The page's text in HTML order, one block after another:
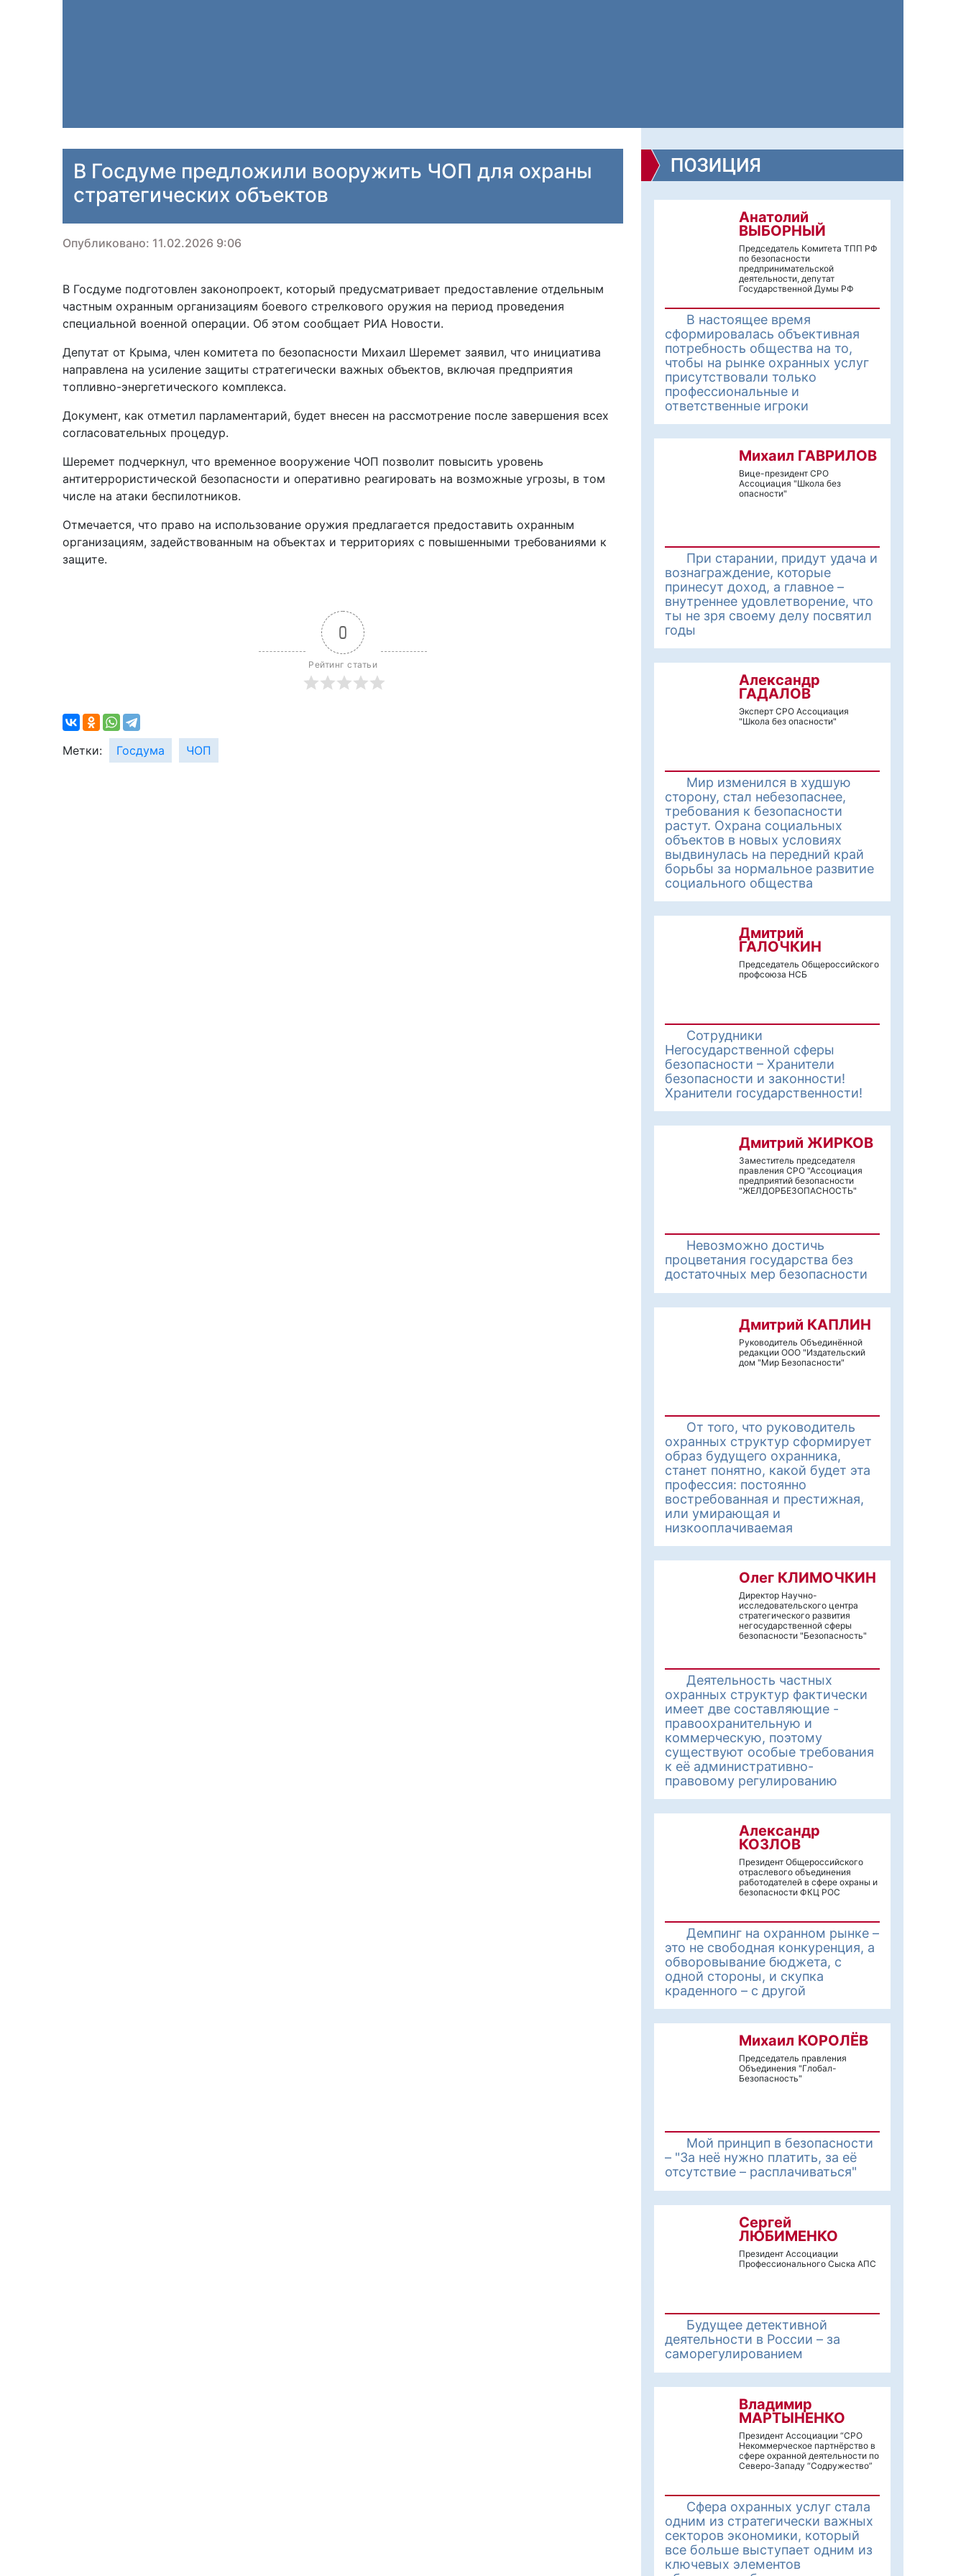
В Госдуме предложили вооружить ЧОП для охраны
стратегических объектов
Опубликовано: 11.02.2026 9:06
В Госдуме подготовлен законопроект, который предусматривает предоставление отдельным
частным охранным организациям боевого стрелкового оружия на период проведения
специальной военной операции. Об этом сообщает РИА Новости.
Депутат от Крыма, член комитета по безопасности Михаил Шеремет заявил, что инициатива
направлена на усиление защиты стратегически важных объектов, включая предприятия
топливно-энергетического комплекса.
Документ, как отметил парламентарий, будет внесен на рассмотрение после завершения всех
согласовательных процедур.
Шеремет подчеркнул, что временное вооружение ЧОП позволит повысить уровень
антитеррористической безопасности и оперативно реагировать на возможные угрозы, в том
числе на атаки беспилотников.
Отмечается, что право на использование оружия предлагается предоставить охранным
организациям, задействованным на объектах и территориях с повышенными требованиями к
защите.
0
Рейтинг статьи
Метки: Госдума ЧОП
Анатолий
ВЫБОРНЫЙ
Председатель Комитета ТПП РФ
по безопасности
предпринимательской
деятельности, депутат
Государственной Думы РФ
В настоящее время
сформировалась объективная
потребность общества на то,
чтобы на рынке охранных услуг
присутствовали только
профессиональные и
ответственные игроки
Михаил ГАВРИЛОВ
Вице-президент СРО
Ассоциация "Школа без
опасности"
При старании, придут удача и
вознаграждение, которые
принесут доход, а главное –
внутреннее удовлетворение, что
ты не зря своему делу посвятил
годы
Александр
ГАДАЛОВ
Эксперт СРО Ассоциация
"Школа без опасности"
Мир изменился в худшую
сторону, стал небезопаснее,
требования к безопасности
растут. Охрана социальных
объектов в новых условиях
выдвинулась на передний край
борьбы за нормальное развитие
социального общества
Дмитрий
ГАЛОЧКИН
Председатель Общероссийского
профсоюза НСБ
Сотрудники
Негосударственной сферы
безопасности – Хранители
безопасности и законности!
Хранители государственности!
Дмитрий ЖИРКОВ
Заместитель председателя
правления СРО "Ассоциация
предприятий безопасности
"ЖЕЛДОРБЕЗОПАСНОСТЬ"
Невозможно достичь
процветания государства без
достаточных мер безопасности
Дмитрий КАПЛИН
Руководитель Объединённой
редакции ООО "Издательский
дом "Мир Безопасности"
От того, что руководитель
охранных структур сформирует
образ будущего охранника,
станет понятно, какой будет эта
профессия: постоянно
востребованная и престижная,
или умирающая и
низкооплачиваемая
Олег КЛИМОЧКИН
Директор Научно-
исследовательского центра
стратегического развития
негосударственной сферы
безопасности "Безопасность"
Деятельность частных
охранных структур фактически
имеет две составляющие -
правоохранительную и
коммерческую, поэтому
существуют особые требования
к её административно-
правовому регулированию
Александр
КОЗЛОВ
Президент Общероссийского
отраслевого объединения
работодателей в сфере охраны и
безопасности ФКЦ РОС
Демпинг на охранном рынке –
это не свободная конкуренция, а
обворовывание бюджета, с
одной стороны, и скупка
краденного – с другой
Михаил КОРОЛЁВ
Председатель правления
Объединения "Глобал-
Безопасность"
Мой принцип в безопасности
– "За неё нужно платить, за её
отсутствие – расплачиваться"
Сергей
ЛЮБИМЕНКО
Президент Ассоциации
Профессионального Сыска АПС
Будущее детективной
деятельности в России – за
саморегулированием
Владимир
МАРТЫНЕНКО
Президент Ассоциации “СРО
Некоммерческое партнёрство в
сфере охранной деятельности по
Северо-Западу “Содружество”
Сфера охранных услуг стала
одним из стратегически важных
секторов экономики, который
все больше выступает одним из
ключевых элементов